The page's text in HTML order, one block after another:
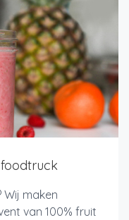
maken
van 100% fruit